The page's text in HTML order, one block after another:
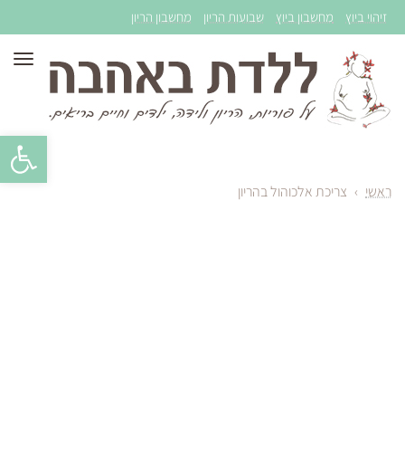
זיהוי ביוץ מחשבון ביוץ שבועות הריון מחשבון הריון
ראשי › צריכת אלכוהול בהריון
פתח